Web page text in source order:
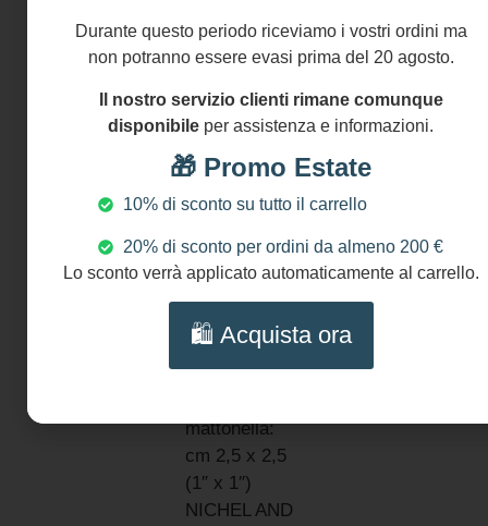
Ceramica di
Caltagirone
Microperle di
fiume
Acciaio
inossidabile
Oro
DIMENSIONI
Lunghezza
cm 19 a 23
(from 7.6″ to
9.2″)
mattonella:
cm 2,5 x 2,5
(1″ x 1″)
NICHEL AND
Durante questo periodo riceviamo i vostri ordini ma
non potranno essere evasi prima del 20 agosto.
Il nostro servizio clienti rimane comunque
disponibile per assistenza e informazioni.
🎁 Promo Estate
10% di sconto su tutto il carrello
20% di sconto per ordini da almeno 200 €
Lo sconto verrà applicato automaticamente al carrello.
🛍️ Acquista ora